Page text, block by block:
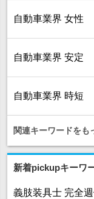
自動車業界 女性
自動車業界 安定
自動車業界 時短
関連キーワードをも
新着pickupキーワ
義肢装具士 完全